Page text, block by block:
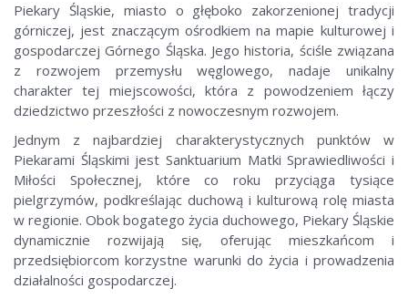
Piekary Śląskie, miasto o głęboko zakorzenionej tradycji
górniczej, jest znaczącym ośrodkiem na mapie kulturowej i
gospodarczej Górnego Śląska. Jego historia, ściśle związana
z rozwojem przemysłu węglowego, nadaje unikalny
charakter tej miejscowości, która z powodzeniem łączy
dziedzictwo przeszłości z nowoczesnym rozwojem.
Jednym z najbardziej charakterystycznych punktów w
Piekarami Śląskimi jest Sanktuarium Matki Sprawiedliwości i
Miłości Społecznej, które co roku przyciąga tysiące
pielgrzymów, podkreślając duchową i kulturową rolę miasta
w regionie. Obok bogatego życia duchowego, Piekary Śląskie
dynamicznie rozwijają się, oferując mieszkańcom i
przedsiębiorcom korzystne warunki do życia i prowadzenia
działalności gospodarczej.